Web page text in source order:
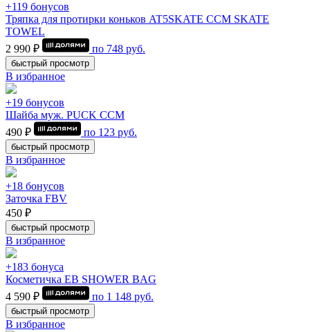
+119 бонусов
Тряпка для протирки коньков AT5SKATE CCM SKATE
TOWEL
2 990 ₽
по 748 руб.
быстрый просмотр
В избранное
+19 бонусов
Шайба муж. PUCK CCM
490 ₽
по 123 руб.
быстрый просмотр
В избранное
+18 бонусов
Заточка FBV
450 ₽
быстрый просмотр
В избранное
+183 бонуса
Косметичка EB SHOWER BAG
4 590 ₽
по 1 148 руб.
быстрый просмотр
В избранное